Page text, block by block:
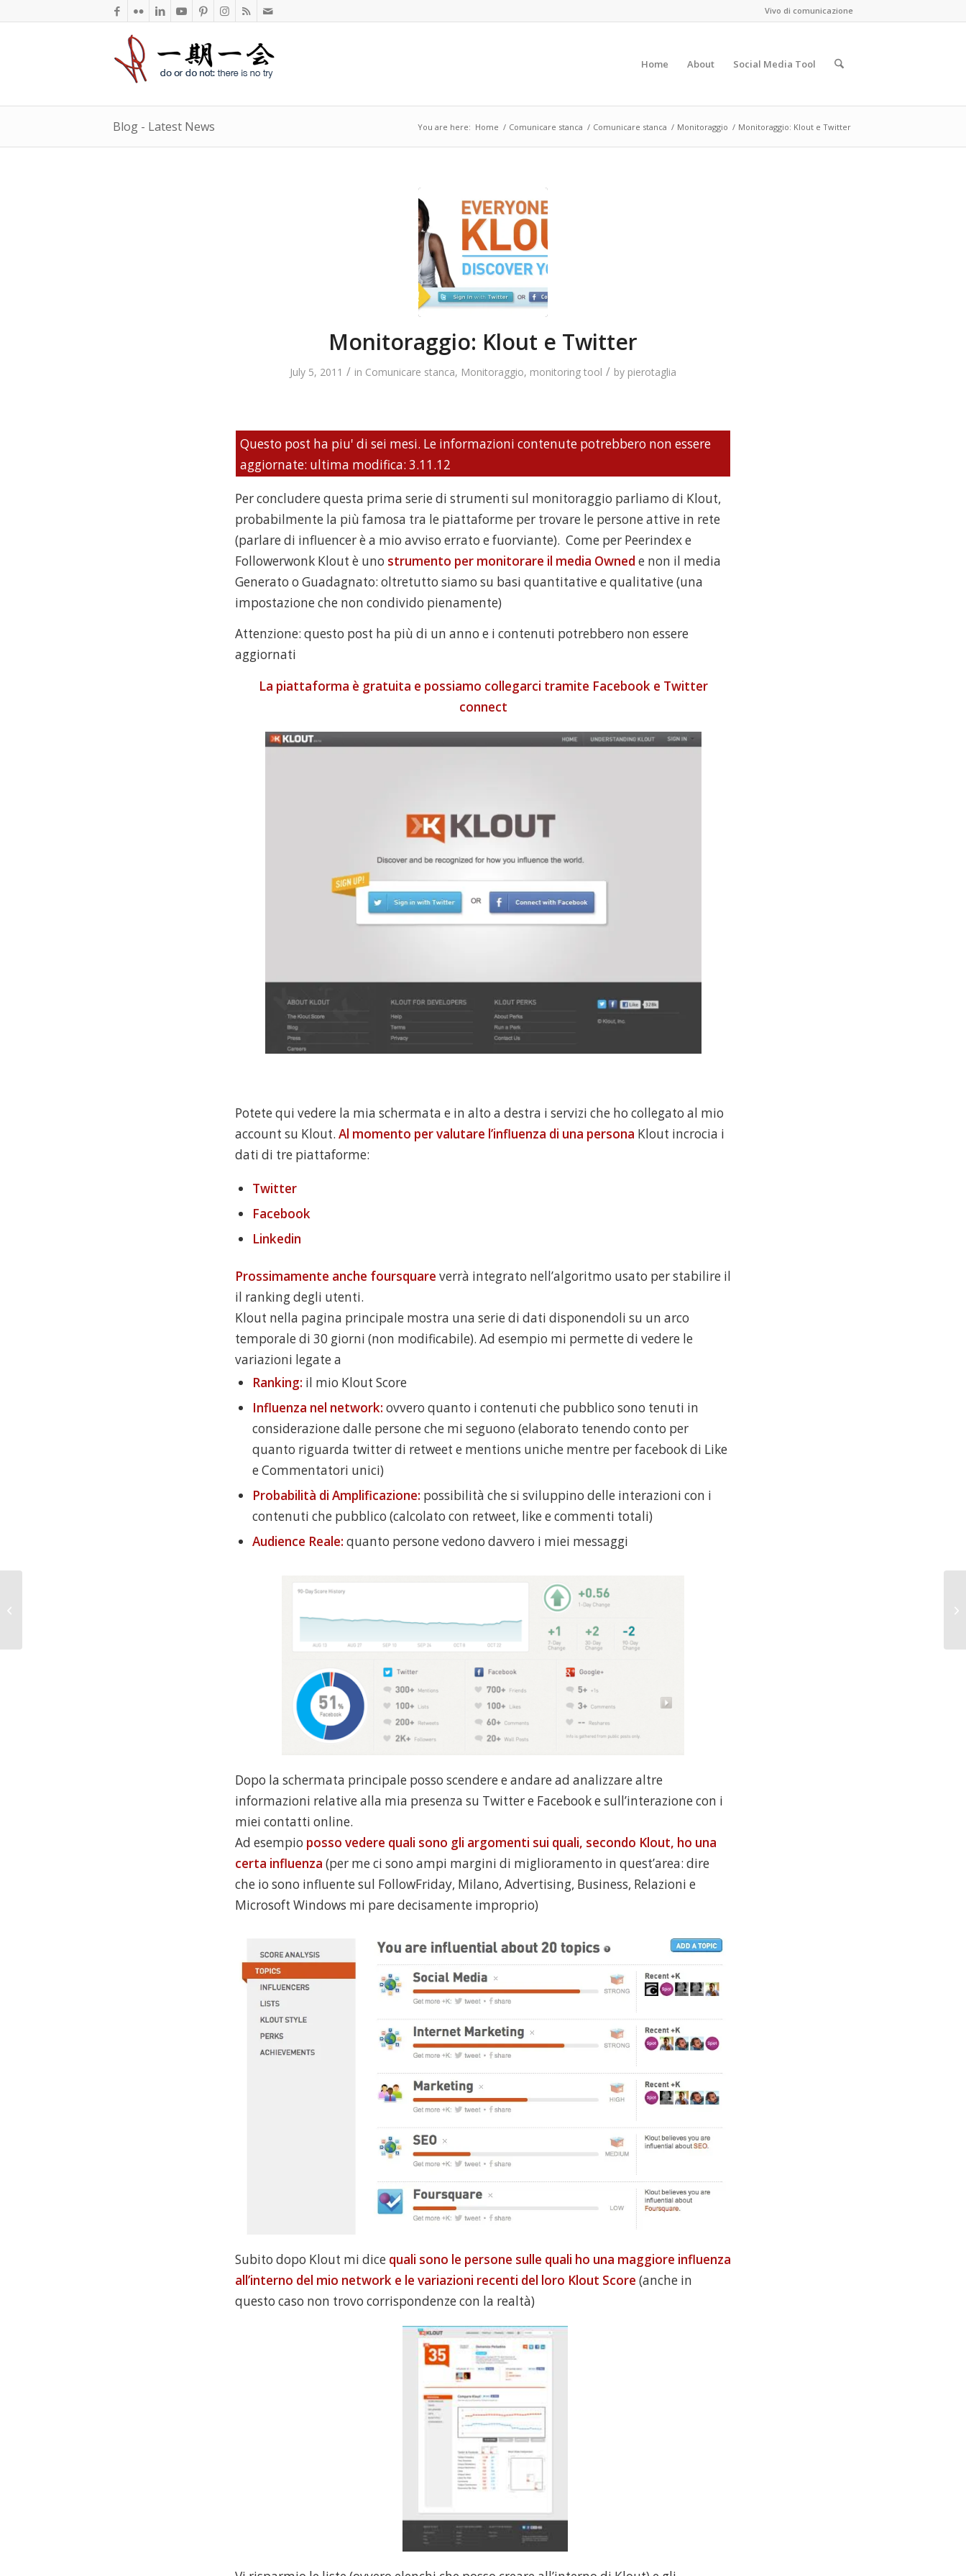
Vivo di comunicazione
Home About Social Media Tool
Blog - Latest News You are here: Home / Comunicare stanca / Comunicare stanca / Monitoraggio / Monitoraggio: Klout e Twitter
Monitoraggio: Klout e Twitter
July 5, 2011 / in Comunicare stanca, Monitoraggio, monitoring tool / by pierotaglia
Questo post ha piu' di sei mesi. Le informazioni contenute potrebbero non essere
aggiornate: ultima modifica: 3.11.12
Per concludere questa prima serie di strumenti sul monitoraggio parliamo di Klout,
probabilmente la più famosa tra le piattaforme per trovare le persone attive in rete
(parlare di influencer è a mio avviso errato e fuorviante). Come per Peerindex e
Followerwonk Klout è uno strumento per monitorare il media Owned e non il media
Generato o Guadagnato: oltretutto siamo su basi quantitative e qualitative (una
impostazione che non condivido pienamente)
Attenzione: questo post ha più di un anno e i contenuti potrebbero non essere
aggiornati
La piattaforma è gratuita e possiamo collegarci tramite Facebook e Twitter
connect
Potete qui vedere la mia schermata e in alto a destra i servizi che ho collegato al mio
account su Klout. Al momento per valutare l’influenza di una persona Klout incrocia i
dati di tre piattaforme:
Twitter
Facebook
Linkedin
Prossimamente anche foursquare verrà integrato nell’algoritmo usato per stabilire il
il ranking degli utenti.
Klout nella pagina principale mostra una serie di dati disponendoli su un arco
temporale di 30 giorni (non modificabile). Ad esempio mi permette di vedere le
variazioni legate a
Ranking: il mio Klout Score
Influenza nel network:ovvero quanto i contenuti che pubblico sono tenuti in
considerazione dalle persone che mi seguono (elaborato tenendo conto per
quanto riguarda twitter di retweet e mentions uniche mentre per facebook di Like
e Commentatori unici)
Probabilità di Amplificazione: possibilità che si sviluppino delle interazioni con i
contenuti che pubblico (calcolato con retweet, like e commenti totali)
Audience Reale: quanto persone vedono davvero i miei messaggi
Dopo la schermata principale posso scendere e andare ad analizzare altre
informazioni relative alla mia presenza su Twitter e Facebook e sull’interazione con i
miei contatti online.
Ad esempio posso vedere quali sono gli argomenti sui quali, secondo Klout, ho una
certa influenza (per me ci sono ampi margini di miglioramento in quest’area: dire
che io sono influente sul FollowFriday, Milano, Advertising, Business, Relazioni e
Microsoft Windows mi pare decisamente improprio)
Subito dopo Klout mi dice quali sono le persone sulle quali ho una maggiore influenza
all’interno del mio network e le variazioni recenti del loro Klout Score (anche in
questo caso non trovo corrispondenze con la realtà)